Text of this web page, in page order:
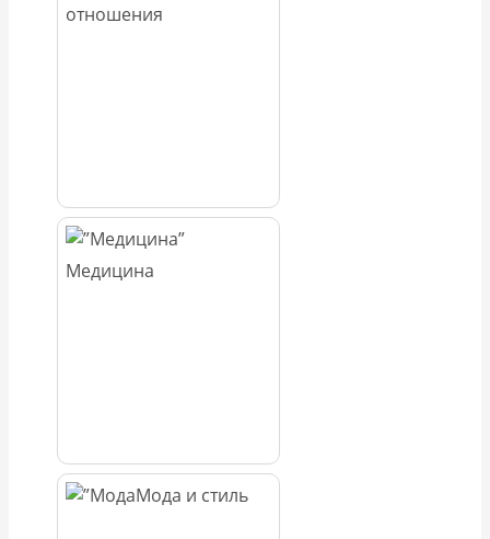
отношения
Медицина
Мода и стиль